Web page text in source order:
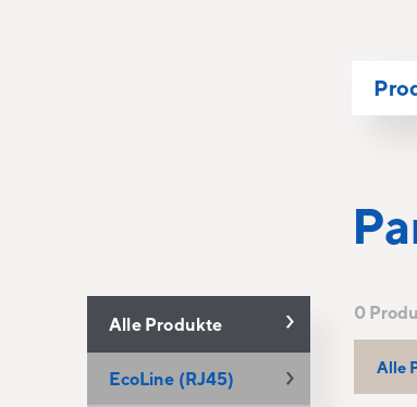
Alle Produkte
EcoLine (RJ45)
0
Alle